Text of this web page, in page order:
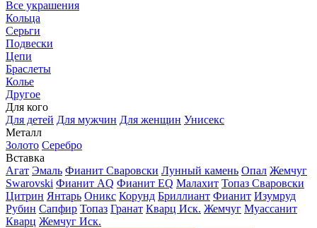
Все украшения
Кольца
Серьги
Подвески
Цепи
Браслеты
Колье
Другое
Для кого
Для детей Для мужчин Для женщин Унисекс
Металл
Золото Серебро
Вставка
Агат Эмаль Фианит Сваровски Лунный камень Опал Жемчуг
Swarovski Фианит AQ Фианит EQ Малахит Топаз Сваровски
Цитрин Янтарь Оникс Корунд Бриллиант Фианит Изумруд
Рубин Сапфир Топаз Гранат Кварц Иск. Жемчуг Муассанит
Кварц Жемчуг Иск.